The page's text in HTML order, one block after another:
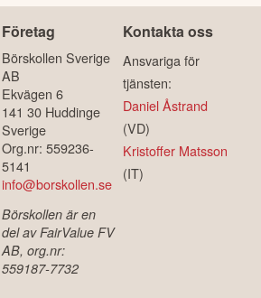
Företag
Börskollen Sverige
AB
Ekvägen 6
141 30 Huddinge
Sverige
Org.nr: 559236-
5141
info@borskollen.se
Börskollen är en
del av FairValue FV
AB, org.nr:
559187-7732
Kontakta oss
Ansvariga för
tjänsten:
Daniel Åstrand
(VD)
Kristoffer Matsson
(IT)